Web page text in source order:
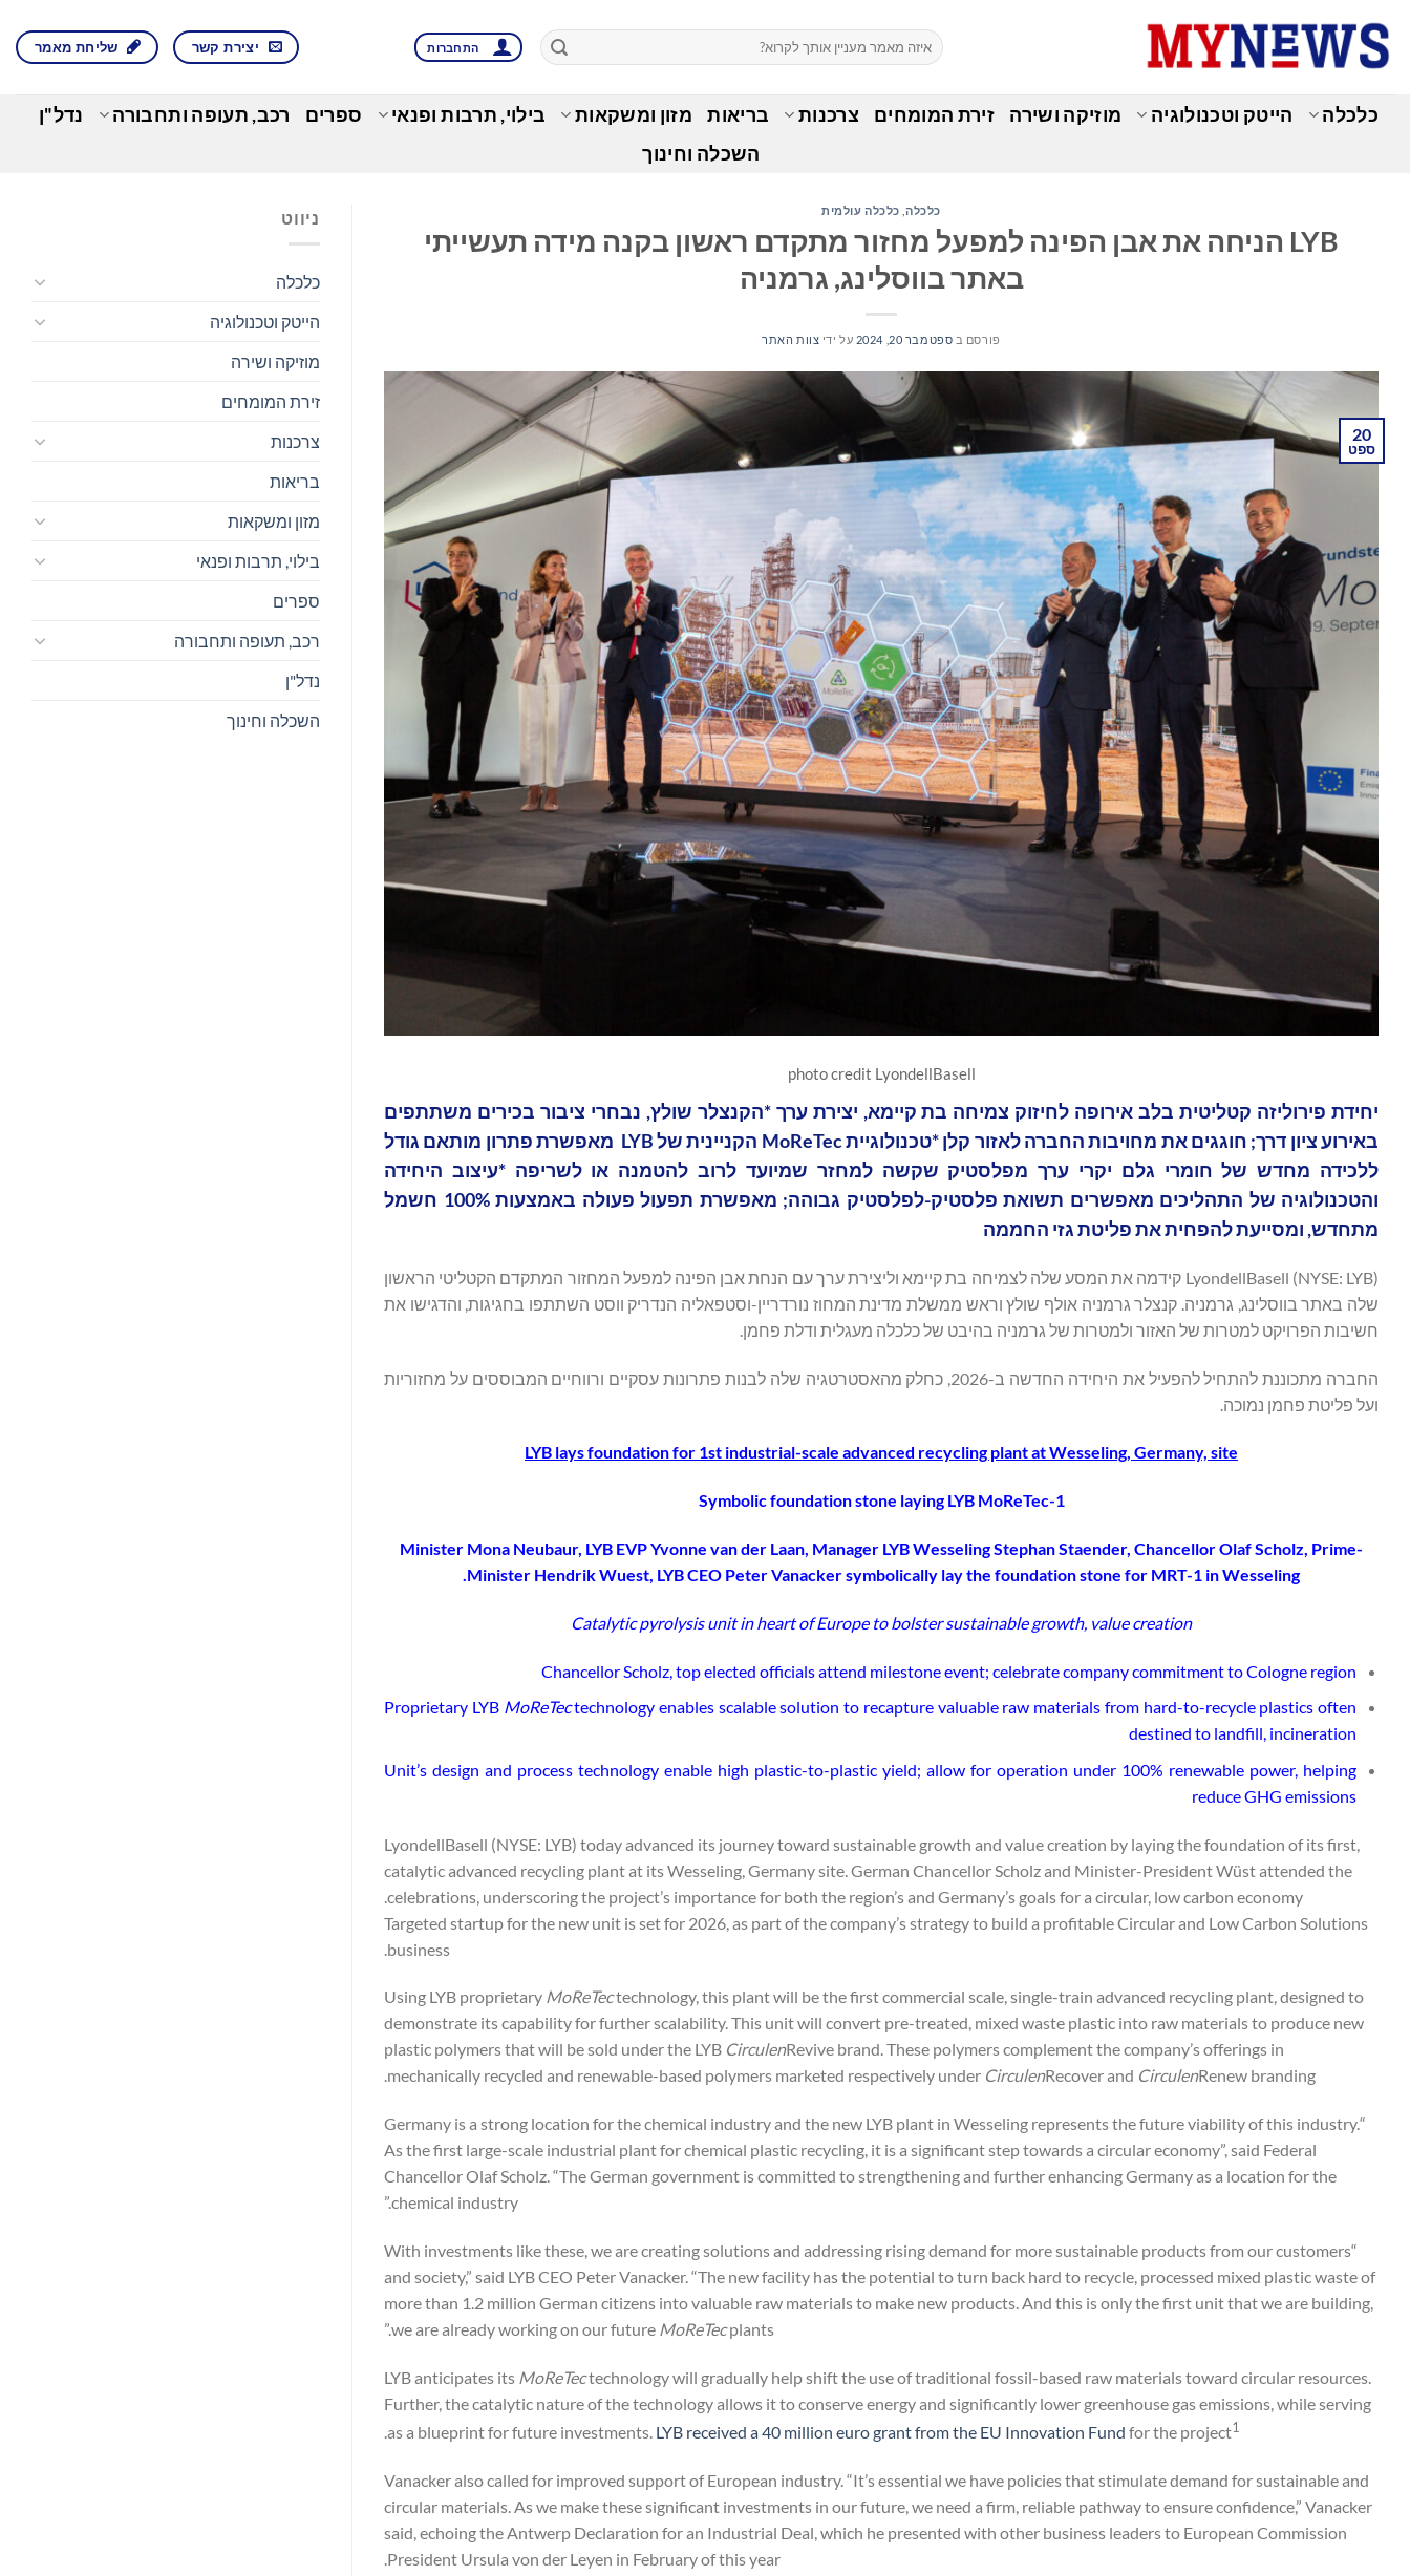
content
התחברות יצירת קשר שליחת מאמר
כלכלה הייטק וטכנולוגיה מוזיקה ושירה זירת המומחים צרכנות בריאות מזון ומשקאות בילוי, תרבות ופנאי ספרים רכב, תעופה ותחבורה
נדל"ן
השכלה וחינוך
כלכלה, כלכלה עולמית
LYB הניחה את אבן הפינה למפעל מחזור מתקדם ראשון בקנה מידה תעשייתי
באתר בווסלינג, גרמניה
פורסם ב ספטמבר 20, 2024 על ידי צוות האתר
20
ספט
photo credit LyondellBasell
יחידת פירוליזה קטליטית בלב אירופה לחיזוק צמיחה בת קיימא, יצירת ערך *הקנצלר שולץ, נבחרי ציבור בכירים משתתפים
באירוע ציון דרך; חוגגים את מחויבות החברה לאזור קלן *טכנולוגיית MoReTec הקניינית של LYB מאפשרת פתרון מותאם גודל
ללכידה מחדש של חומרי גלם יקרי ערך מפלסטיק שקשה למחזר שמיועד לרוב להטמנה או לשריפה *עיצוב היחידה
והטכנולוגיה של התהליכים מאפשרים תשואת פלסטיק-לפלסטיק גבוהה; מאפשרת תפעול פעולה באמצעות 100% חשמל
מתחדש, ומסייעת להפחית את פליטת גזי החממה
LyondellBasell (NYSE: LYB) קידמה את המסע שלה לצמיחה בת קיימא וליצירת ערך עם הנחת אבן הפינה למפעל המחזור המתקדם הקטליטי הראשון
שלה באתר בווסלינג, גרמניה. קנצלר גרמניה אולף שולץ וראש ממשלת מדינת המחוז נורדריין-וסטפאליה הנדריק ווסט השתתפו בחגיגות, והדגישו את
חשיבות הפרויקט למטרות של האזור ולמטרות של גרמניה בהיבט של כלכלה מעגלית ודלת פחמן.
החברה מתכוננת להתחיל להפעיל את היחידה החדשה ב-2026, כחלק מהאסטרטגיה שלה לבנות פתרונות עסקיים ורווחיים המבוססים על מחזוריות
ועל פליטת פחמן נמוכה.
LYB lays foundation for 1st industrial-scale advanced recycling plant at Wesseling, Germany, site
Symbolic foundation stone laying LYB MoReTec-1
Minister Mona Neubaur, LYB EVP Yvonne van der Laan, Manager LYB Wesseling Stephan Staender, Chancellor Olaf Scholz, Prime-
Minister Hendrik Wuest, LYB CEO Peter Vanacker symbolically lay the foundation stone for MRT-1 in Wesseling.
Catalytic pyrolysis unit in heart of Europe to bolster sustainable growth, value creation
Chancellor Scholz, top elected officials attend milestone event; celebrate company commitment to Cologne region
Proprietary LYB MoReTectechnology enables scalable solution to recapture valuable raw materials from hard-to-recycle plastics often
destined to landfill, incineration
Unit’s design and process technology enable high plastic-to-plastic yield; allow for operation under 100% renewable power, helping
reduce GHG emissions
LyondellBasell (NYSE: LYB) today advanced its journey toward sustainable growth and value creation by laying the foundation of its first,
catalytic advanced recycling plant at its Wesseling, Germany site. German Chancellor Scholz and Minister-President Wüst attended the
celebrations, underscoring the project’s importance for both the region’s and Germany’s goals for a circular, low carbon economy.
Targeted startup for the new unit is set for 2026, as part of the company’s strategy to build a profitable Circular and Low Carbon Solutions
business.
Using LYB proprietary MoReTectechnology, this plant will be the first commercial scale, single-train advanced recycling plant, designed to
demonstrate its capability for further scalability. This unit will convert pre-treated, mixed waste plastic into raw materials to produce new
plastic polymers that will be sold under the LYB CirculenRevive brand. These polymers complement the company’s offerings in
mechanically recycled and renewable-based polymers marketed respectively under CirculenRecover and CirculenRenew branding.
“Germany is a strong location for the chemical industry and the new LYB plant in Wesseling represents the future viability of this industry.
As the first large-scale industrial plant for chemical plastic recycling, it is a significant step towards a circular economy”, said Federal
Chancellor Olaf Scholz. “The German government is committed to strengthening and further enhancing Germany as a location for the
chemical industry.”
“With investments like these, we are creating solutions and addressing rising demand for more sustainable products from our customers
and society,” said LYB CEO Peter Vanacker. “The new facility has the potential to turn back hard to recycle, processed mixed plastic waste of
more than 1.2 million German citizens into valuable raw materials to make new products. And this is only the first unit that we are building,
we are already working on our future MoReTecplants.”
LYB anticipates its MoReTectechnology will gradually help shift the use of traditional fossil-based raw materials toward circular resources.
Further, the catalytic nature of the technology allows it to conserve energy and significantly lower greenhouse gas emissions, while serving
as a blueprint for future investments. LYB received a 40 million euro grant from the EU Innovation Fund for the project1
.
Vanacker also called for improved support of European industry. “It’s essential we have policies that stimulate demand for sustainable and
circular materials. As we make these significant investments in our future, we need a firm, reliable pathway to ensure confidence,” Vanacker
said, echoing the Antwerp Declaration for an Industrial Deal, which he presented with other business leaders to European Commission
President Ursula von der Leyen in February of this year.
ניווט
כלכלה
הייטק וטכנולוגיה
מוזיקה ושירה
זירת המומחים
צרכנות
בריאות
מזון ומשקאות
בילוי, תרבות ופנאי
ספרים
רכב, תעופה ותחבורה
נדל"ן
השכלה וחינוך